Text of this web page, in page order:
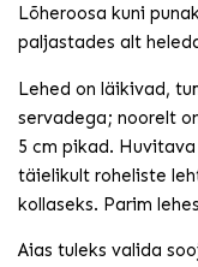
Lõheroosa kuni
paljastades alt
Lehed on läikivad,
servadega; noorelt
5 cm pikad.
täielikult roheliste
kollaseks. Parim
Aias tuleks valida